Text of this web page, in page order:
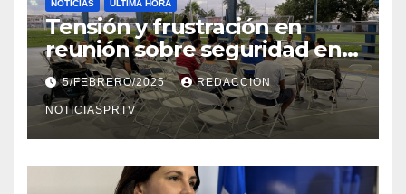
NOTICIAS ULTIMA HORA
Tensión y frustración en
reunión sobre seguridad en
Reparto Metropolitano
5/FEBRERO/2025 REDACCION
NOTICIASPRTV